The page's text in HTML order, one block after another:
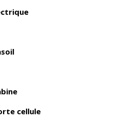
cellule